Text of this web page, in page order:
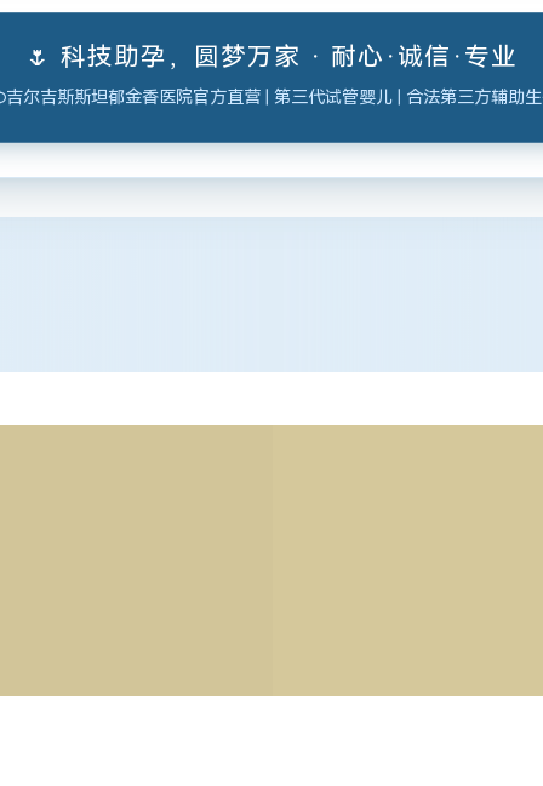
🌷 科技助孕，圆梦万家 · 耐心·诚信·专业
吉尔吉斯斯坦郁金香医院官方直营 | 第三代试管婴儿 | 合法第三方辅助